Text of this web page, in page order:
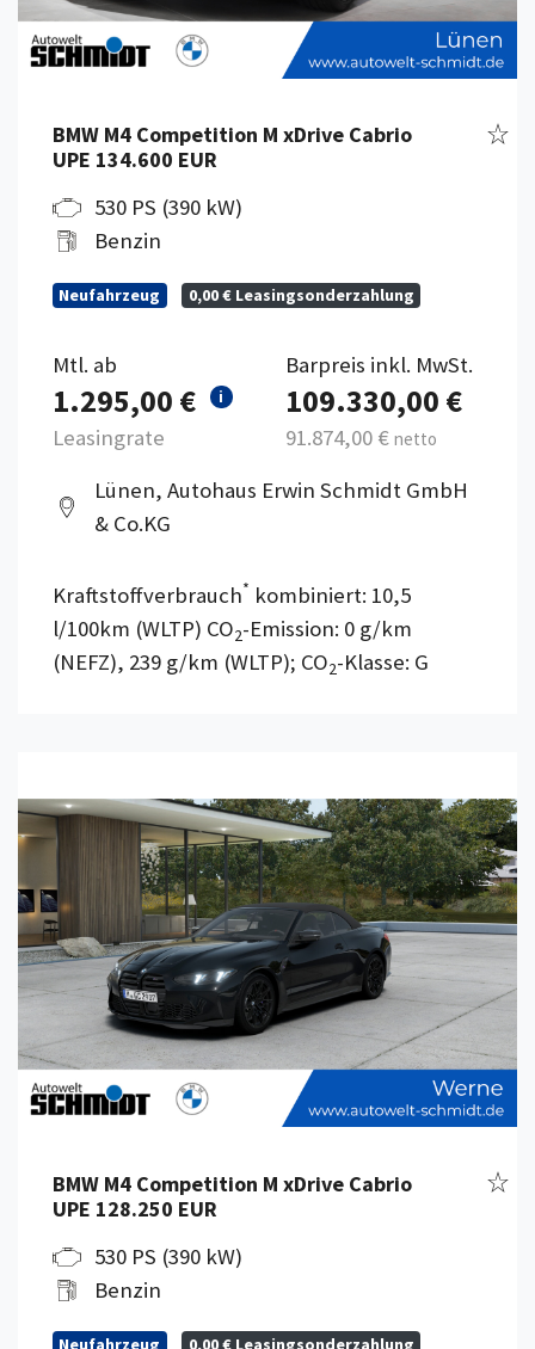
BMW M4 Competition M xDrive Cabrio
UPE 134.600 EUR
530 PS (390 kW)
Benzin
Neufahrzeug 0,00 € Leasingsonderzahlung
Mtl. ab
1.295,00 € i
Leasingrate
Barpreis inkl. MwSt.
109.330,00 €
91.874,00 € netto
Lünen, Autohaus Erwin Schmidt GmbH
& Co.KG
Kraftstoffverbrauch* kombiniert: 10,5
l/100km (WLTP) CO2-Emission: 0 g/km
(NEFZ), 239 g/km (WLTP); CO2-Klasse: G
BMW M4 Competition M xDrive Cabrio
UPE 128.250 EUR
530 PS (390 kW)
Benzin
Neufahrzeug 0,00 € Leasingsonderzahlung